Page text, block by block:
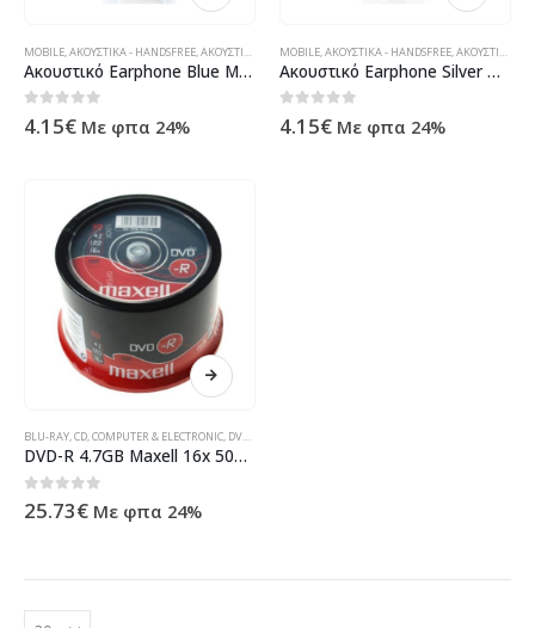
MOBILE,ΑΚΟΥΣΤΙΚΆ - HANDSFREE,ΑΚΟΥΣΤΙΚΆ - HANDSFREE ,ΠΕΡΙΦΕΡΕΙΑΚΆ
Ακουστικό Earphone Blue Maxell
0out of 5
4.15€ Με φπα 24%
MOBILE,ΑΚΟΥΣΤΙΚΆ - HANDSFREE,ΑΚΟΥΣΤΙΚΆ - HANDSFREE
Ακουστικό Earphone Silver Maxell
0out of 5
4.15€ Με φπα 24%
BLU-RAY,CD,COMPUTER & ELECTRONIC, DVD ,
DVD-R 4.7GB Maxell 16x 50er Cakebox 275610
0out of 5
25.73€ Με φπα 24%